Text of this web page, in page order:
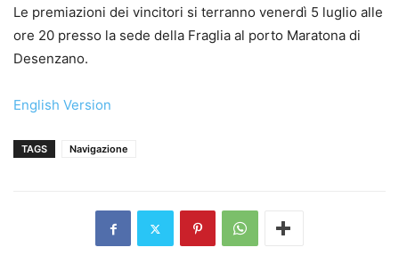
Le premiazioni dei vincitori si terranno venerdì 5 luglio alle
ore 20 presso la sede della Fraglia al porto Maratona di
Desenzano.
English Version
TAGS Navigazione